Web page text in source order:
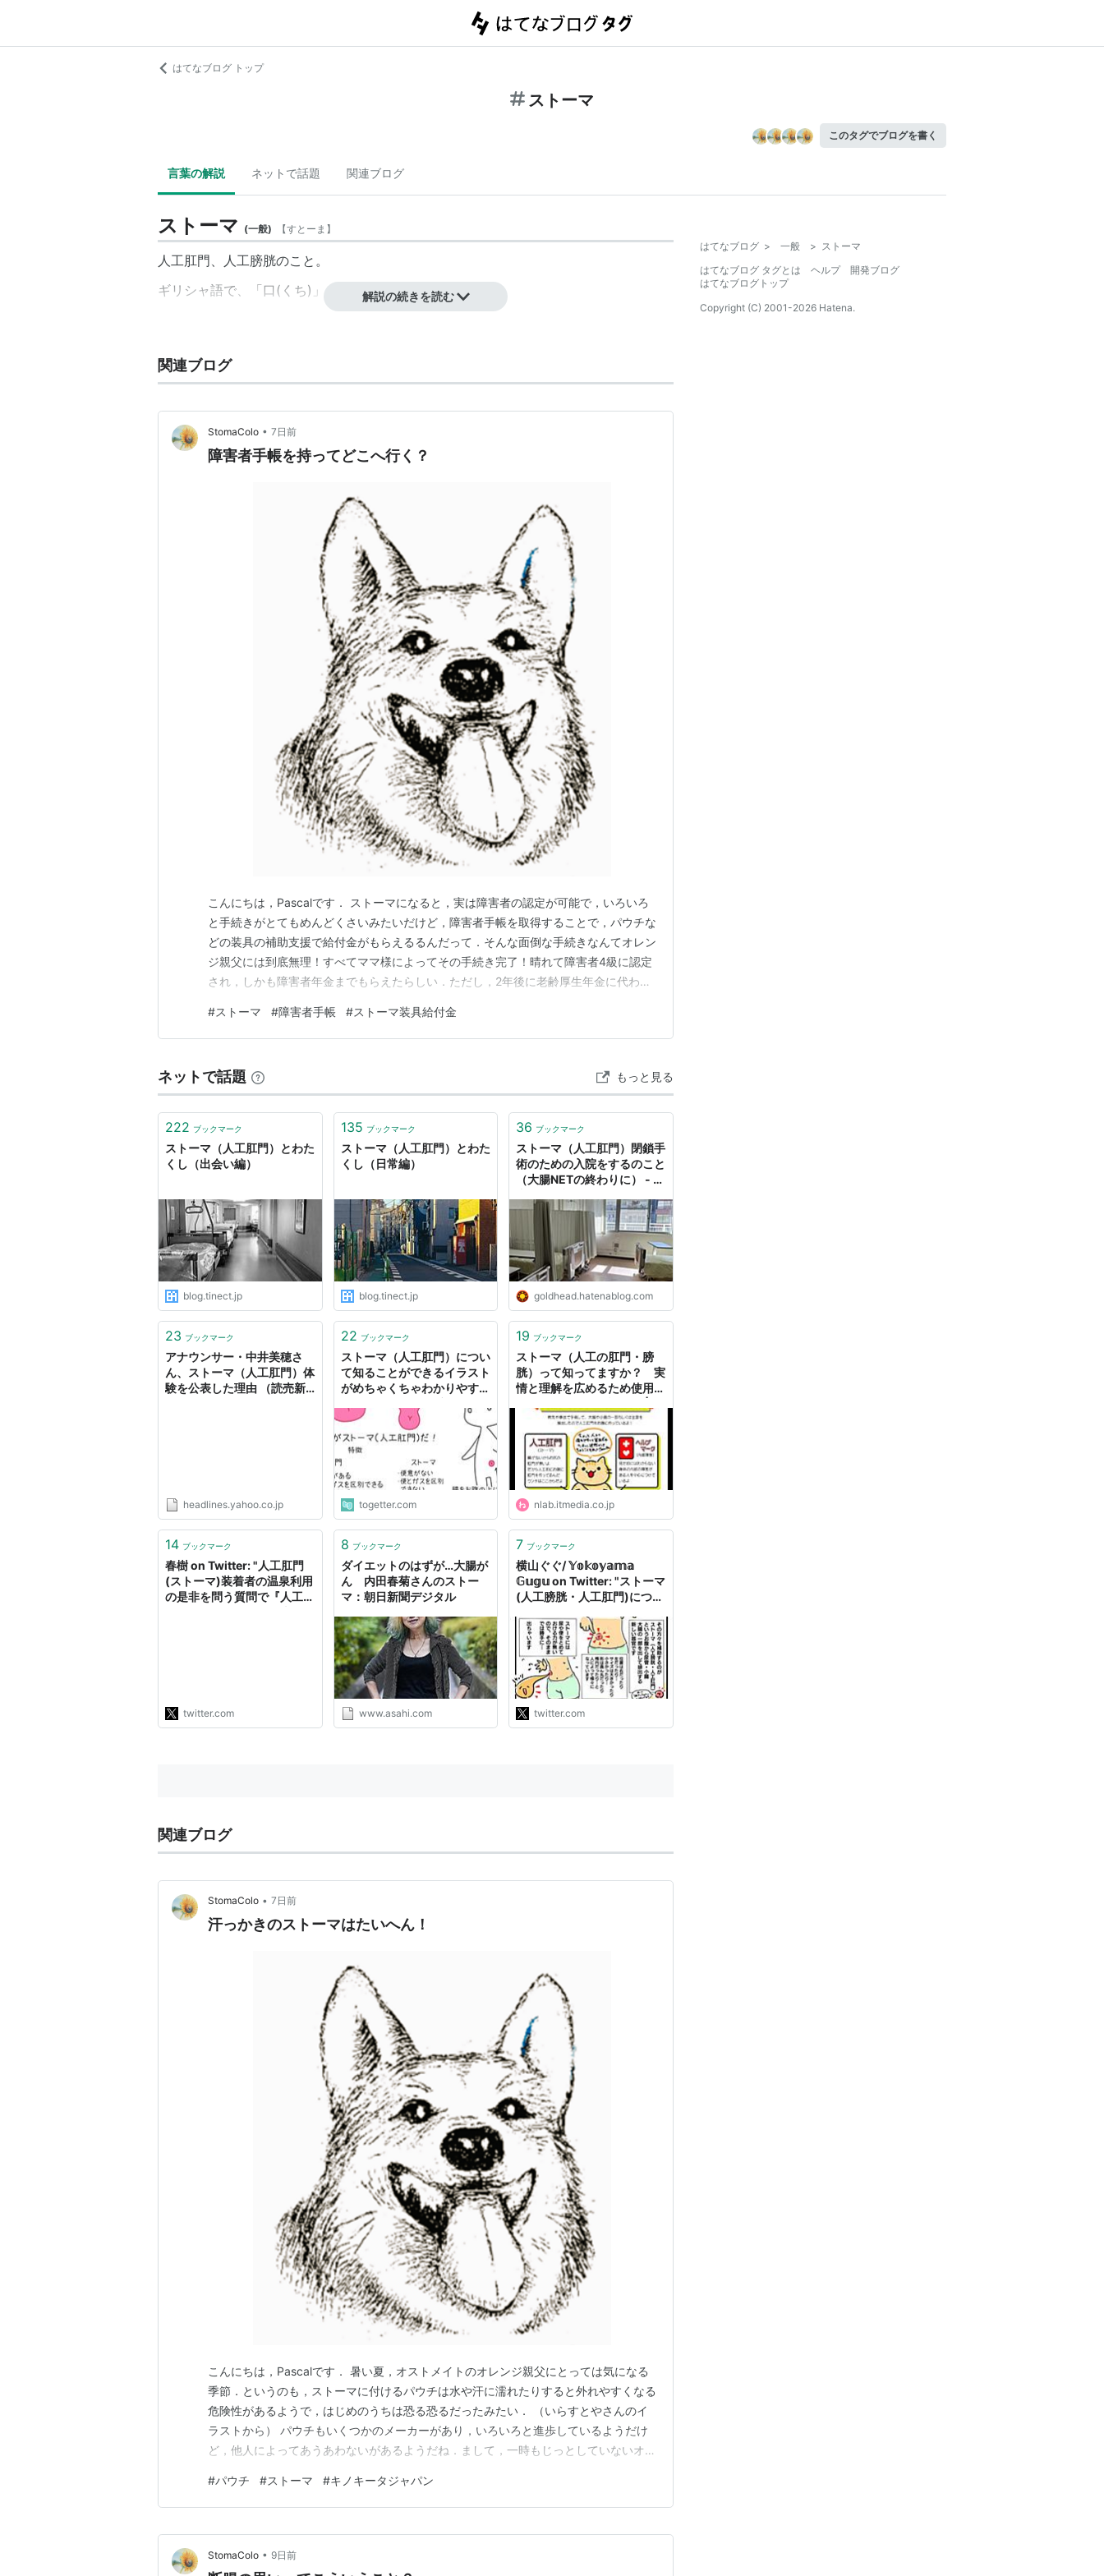
はてなブログ トップ
ストーマ
このタグでブログを書く
言葉の解説 ネットで話題 関連ブログ
ストーマ (一般) 【すとーま 】
人工肛門、 人工膀胱のこと。
ギリシャ語で、「口(くち)」を表す。解説の続きを読む
関連ブログ
StomaColo • 7日前
障害者手帳を持ってどこへ行く？
こんにちは，Pascalです． ストーマになると，実は障害者の認定が可能で，いろいろ
と手続きがとてもめんどくさいみたいだけど，障害者手帳を取得することで，パウチな
どの装具の補助支援で給付金がもらえるるんだって．そんな面倒な手続きなんてオレン
ジ親父には到底無理！すべてママ様によってその手続き完了！晴れて障害者4級に認定
され，しかも障害者年金までもらえたらしい．ただし，2年後に老齢厚生年金に代わっ
円近くの給付が可能なんだけど，装具を販売する業者に見積もりを出してもらい，その
見積もりを役所に申請書と一緒に送り，給付の認可…
#ストーマ #障害者手帳 #ストーマ装具給付金
ネットで話題 もっと見る
222 ブックマーク
ストーマ（人工肛門）とわた
くし（出会い編）
blog.tinect.jp
135 ブックマーク
ストーマ（人工肛門）とわた
くし（日常編）
blog.tinect.jp
36 ブックマーク
ストーマ（人工肛門）閉鎖手
術のための入院をするのこと
（大腸NETの終わりに） - 関
goldhead.hatenablog.com
23 ブックマーク
アナウンサー・中井美穂さ
ん、ストーマ（人工肛門）体
験を公表した理由 （読売新
headlines.yahoo.co.jp
22 ブックマーク
ストーマ（人工肛門）につい
て知ることができるイラスト
がめちゃくちゃわかりやす
に嘘をつくのが困りもの
togetter.com
19 ブックマーク
ストーマ（人工の肛門・膀
胱）って知ってますか？ 実
情と理解を広めるため使用者
とらぼ
nlab.itmedia.co.jp
14 ブックマーク
春樹 on Twitter: "人工肛門
(ストーマ)装着者の温泉利用
の是非を問う質問で『人工肛
twitter.com
8 ブックマーク
ダイエットのはずが…大腸が
ん 内田春菊さんのストー
マ：朝日新聞デジタル
www.asahi.com
7 ブックマーク
横山ぐぐ/ 𝕐𝕠𝕜𝕠𝕪𝕒𝕞𝕒
𝔾𝕦𝕘𝕦 on Twitter: "ストーマ
(人工膀胱・人工肛門)につい
https://t.co/7cO8NeSbWm
twitter.com
関連ブログ
StomaColo • 7日前
汗っかきのストーマはたいへん！
こんにちは，Pascalです． 暑い夏，オストメイトのオレンジ親父にとっては気になる
季節．というのも，ストーマに付けるパウチは水や汗に濡れたりすると外れやすくなる
危険性があるようで，はじめのうちは恐る恐るだったみたい． （いらすとやさんのイ
ラストから） パウチもいくつかのメーカーがあり，いろいろと進歩しているようだけ
ど，他人によってあうあわないがあるようだね．まして，一時もじっとしていないオレ
トでいろいろ検索するも，まったく参考になるものが見つからず，いつものように『や
るしかない！』と言って少しずつやり始めたのが退院…
#パウチ #ストーマ #キノキータジャパン
StomaColo • 9日前
はてなブログ > 一般 > ストーマ
はてなブログ タグとは
ヘルプ
開発ブログ
はてなブログトップ
Copyright (C) 2001-2026 Hatena.